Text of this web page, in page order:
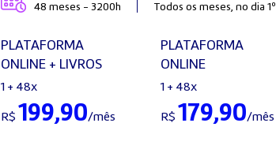
48 meses - 3200h
Todos os meses, no dia 1º
PLATAFORMA
ONLINE + LIVROS
1 + 48x
R$ 199,90/mês
PLATAFORMA
ONLINE
1 + 48x
R$ 179,90/mês